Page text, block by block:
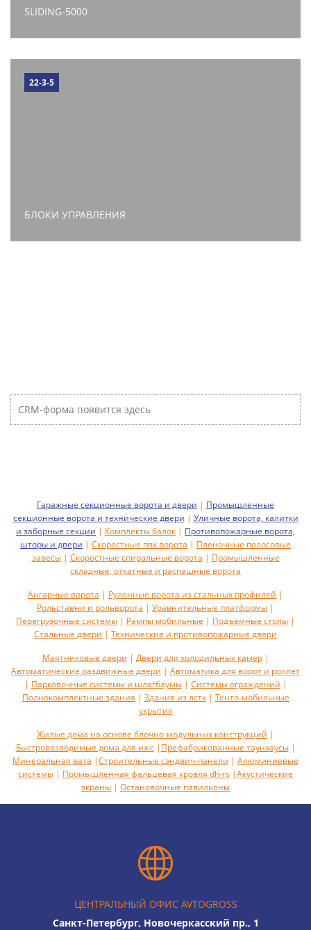
SLIDING-5000
22-3-5
БЛОКИ УПРАВЛЕНИЯ
CRM-форма появится здесь
Гаражные секционные ворота и двери | Промышленные
секционные ворота и технические двери | Уличные ворота, калитки
и заборные секции | Комплекты балок | Противопожарные ворота,
шторы и двери | Скоростные пвх ворота | Пленочные полосовые
завесы| Скоростные спиральные ворота | Промышленные
складные, откатные и распашные ворота
Ангарные ворота | Рулонные ворота из стальных профилей |
Рольставни и рольворота | Уравнительные платформы |
Перегрузочные системы | Рампы мобильные | Подъемные столы |
Стальные двери | Технические и противопожарные двери
Маятниковые двери | Двери для холодильных камер|
Автоматические раздвижные двери | Автоматика для ворот и роллет
| Парковочные системы и шлагбаумы| Системы ограждений |
Полнокомплектные здания | Здания из лстк| Тенто-мобильные
укрытия
Жилые дома на основе блочно-модульных конструкций |
Быстровозводимые дома для ижс| Префабрикованные таунхаусы|
Минеральная вата |Строительные сэндвич-панели | Алюминиевые
системы | Промышленная фальцевая кровля dh-rs |Акустическиe
экраны | Остановочные павильоны
ЦЕНТРАЛЬНЫЙ ОФИС AVTOGROSS
Санкт-Петербург, Новочеркасский пр., 1